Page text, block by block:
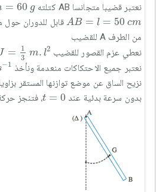
نعتبر قضيبا متجانسا AB كتلته
= 60 g
=60 g
AB = l = 50 cm
A B= 50 m قابل للدوران حول
من الطرف A للقضيب
نعطي عزم القصور للقضيب
=
1
3 m. l2
J=
نعتبر جميع الاحتكاكات منعدمة ونأخذ −1
نزيح الساق عن موضع توازنها المستقر
بدون سرعة بدئية عند
t = 0
t، فتنجز